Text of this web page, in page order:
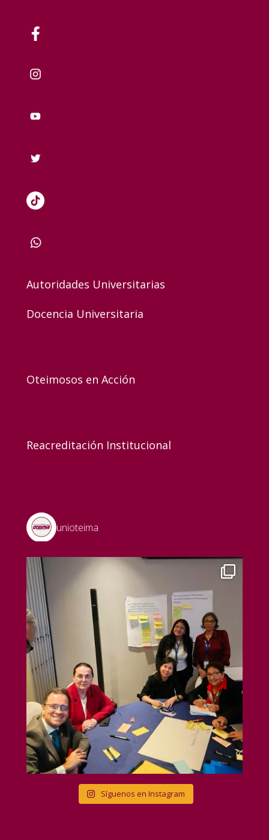
Autoridades Universitarias
Docencia Universitaria
Oteimosos en Acción
Reacreditación Institucional
unioteima
Síguenos en Instagram